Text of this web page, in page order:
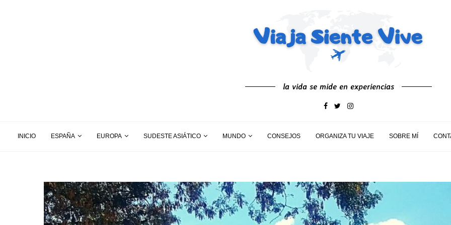
la vida se mide en experiencias
INICIO ESPAÑA EUROPA SUDESTE ASIÁTICO MUNDO CONSEJOS ORGANIZA TU VIAJE SOBRE MÍ